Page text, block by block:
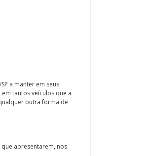
a manter em seus
tantos veículos que a
outra forma de
apresentarem, nos